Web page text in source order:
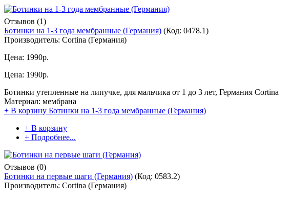
Отзывов (1)
Ботинки на 1-3 года мембранные (Германия) (Код: 0478.1)
Производитель: Cortina (Германия)
Цена: 1990р.
Цена: 1990р.
Ботинки утепленные на липучке, для мальчика от 1 до 3 лет, Германия Cortina
Материал: мембрана
+ В корзину Ботинки на 1-3 года мембранные (Германия)
+ В корзину
+ Подробнее...
Отзывов (0)
Ботинки на первые шаги (Германия) (Код: 0583.2)
Производитель: Cortina (Германия)